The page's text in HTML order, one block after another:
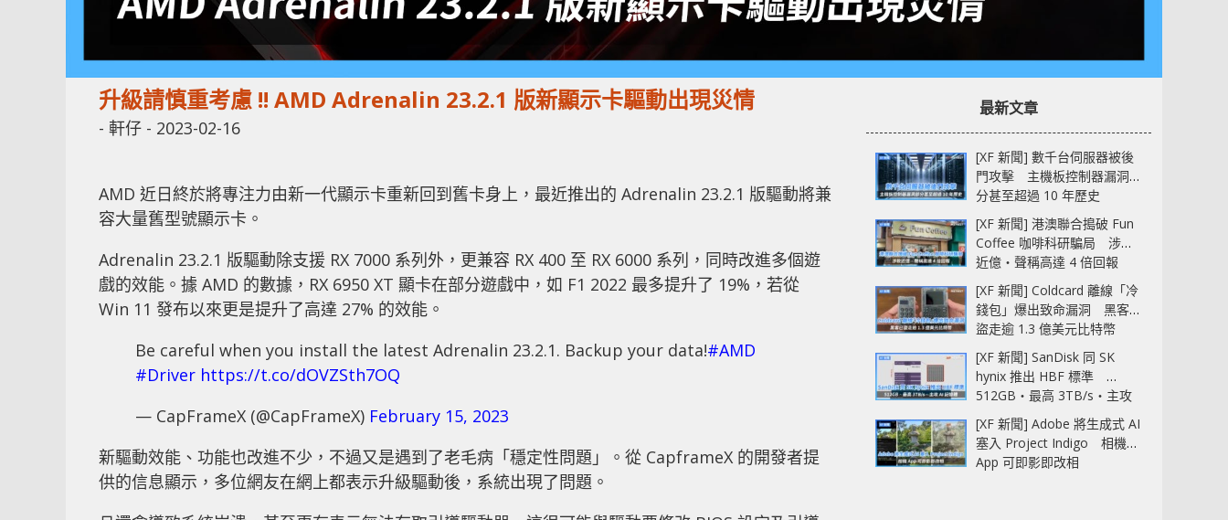
升級請慎重考慮 !! AMD Adrenalin 23.2.1 版新顯示卡驅動出現災情
- 軒仔 - 2023-02-16
AMD 近日終於將專注力由新一代顯示卡重新回到舊卡身上，最近推出的 Adrenalin 23.2.1 版驅動將兼
容大量舊型號顯示卡。
Adrenalin 23.2.1 版驅動除支援 RX 7000 系列外，更兼容 RX 400 至 RX 6000 系列，同時改進多個遊
戲的效能。據 AMD 的數據，RX 6950 XT 顯卡在部分遊戲中，如 F1 2022 最多提升了 19%，若從
Win 11 發布以來更是提升了高達 27% 的效能。
Be careful when you install the latest Adrenalin 23.2.1. Backup your data!#AMD
#Driver https://t.co/dOVZSth7OQ
— CapFrameX (@CapFrameX) February 15, 2023
新驅動效能、功能也改進不少，不過又是遇到了老毛病「穩定性問題」。從 CapframeX 的開發者提
供的信息顯示，多位網友在網上都表示升級驅動後，系統出現了問題。
最新文章
[XF 新聞] 數千台伺服器被後
門攻擊 主機板控制器漏洞部
分甚至超過 10 年歷史
[XF 新聞] 港澳聯合搗破 Fun
Coffee 咖啡科研騙局 涉款
近億‧聲稱高達 4 倍回報
[XF 新聞] Coldcard 離線「冷
錢包」爆出致命漏洞 黑客已
盜走逾 1.3 億美元比特幣
[XF 新聞] SanDisk 同 SK
hynix 推出 HBF 標準
512GB‧最高 3TB/s‧主攻
AI 記憶體
[XF 新聞] Adobe 將生成式 AI
塞入 Project Indigo 相機
App 可即影即改相